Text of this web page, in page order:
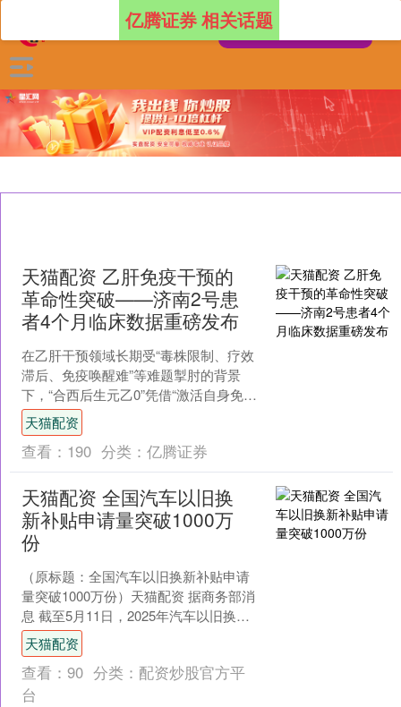
亿腾证券 相关话题
天猫配资 乙肝免疫干预的
革命性突破——济南2号患
者4个月临床数据重磅发布
在乙肝干预领域长期受“毒株限制、疗效
滞后、免疫唤醒难”等难题掣肘的背景
下，“合西后生元乙0”凭借“激活自身免
疫”的核心机理，交出了颠覆行业认知的
临床答卷。济南2....
天猫配资
查看： 190 分类： 亿腾证券
天猫配资 全国汽车以旧换
新补贴申请量突破1000万
份
（原标题：全国汽车以旧换新补贴申请
量突破1000万份）天猫配资 据商务部消
息 截至5月11日，2025年汽车以旧换新
补贴申请量达322.5万份，其中汽车报废
更新....
天猫配资
查看： 90 分类： 配资炒股官方平
台